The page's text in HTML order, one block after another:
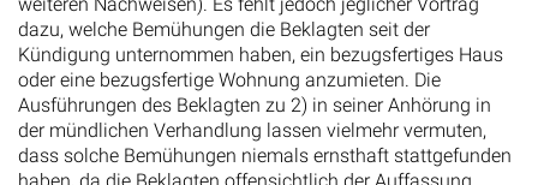
dazu, welche Bemühungen die Beklagten seit der
Kündigung unternommen haben, ein bezugsfertiges Haus
oder eine bezugsfertige Wohnung anzumieten. Die
Ausführungen des Beklagten zu 2) in seiner Anhörung in
der mündlichen Verhandlung lassen vielmehr vermuten,
dass solche Bemühungen niemals ernsthaft stattgefunden